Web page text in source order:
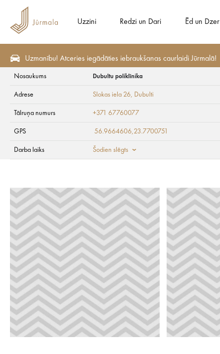
Uzzini Redzi un Dari Ēd un Dzer
Uzmanību! Atceries iegādāties iebraukšanas caurlaidi Jūrmalā!
Dubultu poliklīnika
Nosaukums Dubultu poliklīnika
Adrese Slokas iela 26, Dubulti
Tālruņa numurs +371 67760077
GPS 56.9664606,23.7700751
Darba laiks Šodien slēgts